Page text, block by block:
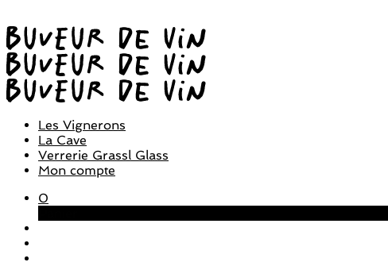
Les Vignerons
La Cave
Verrerie Grassl Glass
Mon compte
0